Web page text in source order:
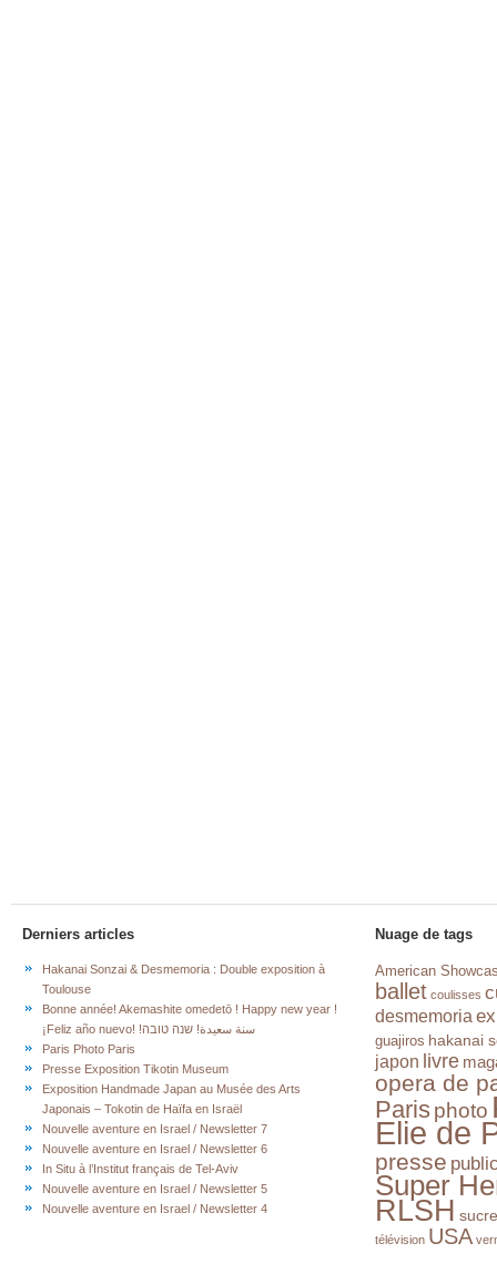
Derniers articles
Hakanai Sonzai & Desmemoria : Double exposition à
Toulouse
Bonne année! Akemashite omedetō ! Happy new year !
¡Feliz año nuevo! !سنة سعيدة! שנה טובה
Paris Photo Paris
Presse Exposition Tikotin Museum
Exposition Handmade Japan au Musée des Arts
Japonais – Tokotin de Haïfa en Israël
Nouvelle aventure en Israel / Newsletter 7
Nouvelle aventure en Israel / Newsletter 6
In Situ à l’Institut français de Tel-Aviv
Nouvelle aventure en Israel / Newsletter 5
Nouvelle aventure en Israel / Newsletter 4
Nuage de tags
American
ballet coulisses
desmemoria
guajiros hakanai
japon livre
opera de
Paris photo
Elie de
presse
Super
RLSH sucre
télévision USA